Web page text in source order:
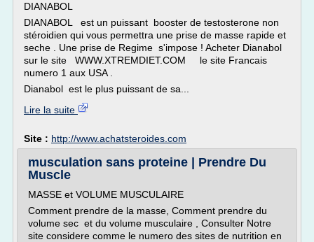
DIANABOL
DIANABOL est un puissant booster de testosterone non
stéroidien qui vous permettra une prise de masse rapide et
seche . Une prise de Regime s'impose ! Acheter Dianabol
sur le site WWW.XTREMDIET.COM le site Francais
numero 1 aux USA .
Dianabol est le plus puissant de sa...
Lire la suite
Site : http://www.achatsteroides.com
musculation sans proteine | Prendre Du
Muscle
MASSE et VOLUME MUSCULAIRE
Comment prendre de la masse, Comment prendre du
volume sec et du volume musculaire , Consulter Notre
site considere comme le numero des sites de nutrition en